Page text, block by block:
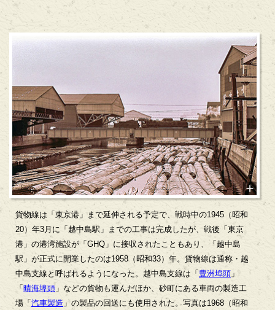
貨物線は「東京港」まで延伸される予定で、戦時中の1945（昭和
20）年3月に「越中島駅」までの工事は完成したが、戦後「東京
港」の港湾施設が「GHQ」に接収されたこともあり、「越中島
駅」が正式に開業したのは1958（昭和33）年。貨物線は通称・越
中島支線と呼ばれるようになった。越中島支線は「豊洲埠頭 」
「晴海埠頭 」などの貨物も運んだほか、砂町にある車両の製造工
場「汽車製造 」の製品の回送にも使用された。写真は1968（昭和